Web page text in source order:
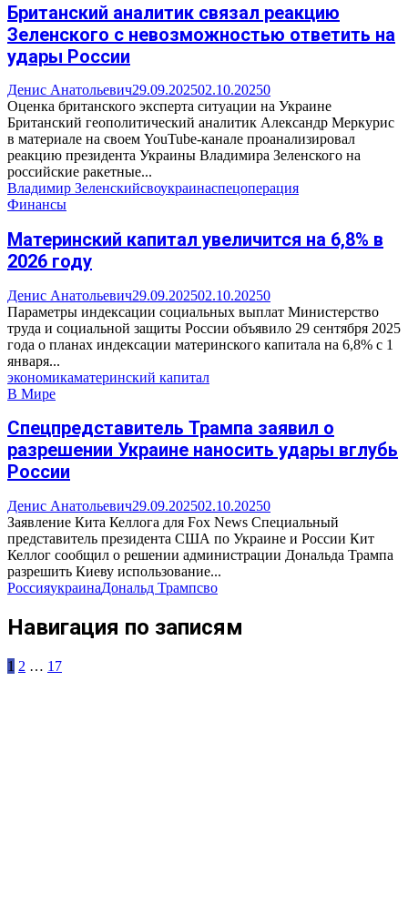
Британский аналитик связал реакцию
Зеленского с невозможностью ответить на
удары России
Денис Анатольевич29.09.202502.10.20250
Оценка британского эксперта ситуации на Украине
Британский геополитический аналитик Александр Меркурис
в материале на своем YouTube-канале проанализировал
реакцию президента Украины Владимира Зеленского на
российские ракетные...
Владимир Зеленскийсвоукраинаспецоперация
Финансы
Материнский капитал увеличится на 6,8% в
2026 году
Денис Анатольевич29.09.202502.10.20250
Параметры индексации социальных выплат Министерство
труда и социальной защиты России объявило 29 сентября 2025
года о планах индексации материнского капитала на 6,8% с 1
января...
экономикаматеринский капитал
В Мире
Спецпредставитель Трампа заявил о
разрешении Украине наносить удары вглубь
России
Денис Анатольевич29.09.202502.10.20250
Заявление Кита Келлога для Fox News Специальный
представитель президента США по Украине и России Кит
Келлог сообщил о решении администрации Дональда Трампа
разрешить Киеву использование...
РоссияукраинаДональд Трампсво
Навигация по записям
1 2 … 17